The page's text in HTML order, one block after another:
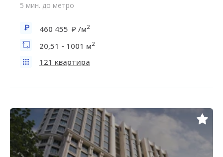
5 мин. до метро
460 455 /м2
20,51 - 1001 м2
121 квартира